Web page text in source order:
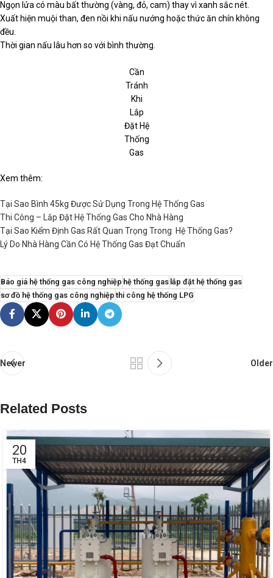
Ngọn lửa có màu bất thường (vàng, đỏ, cam) thay vì xanh sắc nét.
Xuất hiện muội than, đen nồi khi nấu nướng hoặc thức ăn chín không
đều.
Thời gian nấu lâu hơn so với bình thường.
Cần
Tránh
Khi
Lắp
Đặt Hệ
Thống
Gas
Xem thêm:
Tại Sao Bình 45kg Được Sử Dụng Trong Hệ Thống Gas
Thi Công – Lắp Đặt Hệ Thống Gas Cho Nhà Hàng
Tại Sao Kiểm Định Gas Rất Quan Trọng Trong Hệ Thống Gas?
Lý Do Nhà Hàng Cần Có Hệ Thống Gas Đạt Chuẩn
Báo giá hệ thống gas công nghiệp hệ thống gaslắp đặt hệ thống gas
sơ đồ hệ thống gas công nghiệp thi công hệ thống LPG
Newer Older
Related Posts
20
TH4